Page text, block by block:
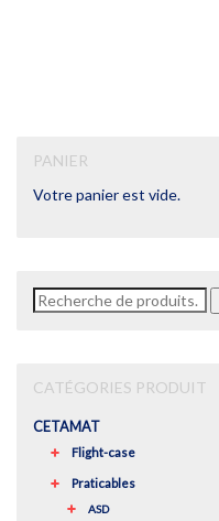
PANIER
Votre panier est vide.
Recherche
pour :
CATÉGORIES PRODUIT
CETAMAT
Flight-case
Praticables
ASD